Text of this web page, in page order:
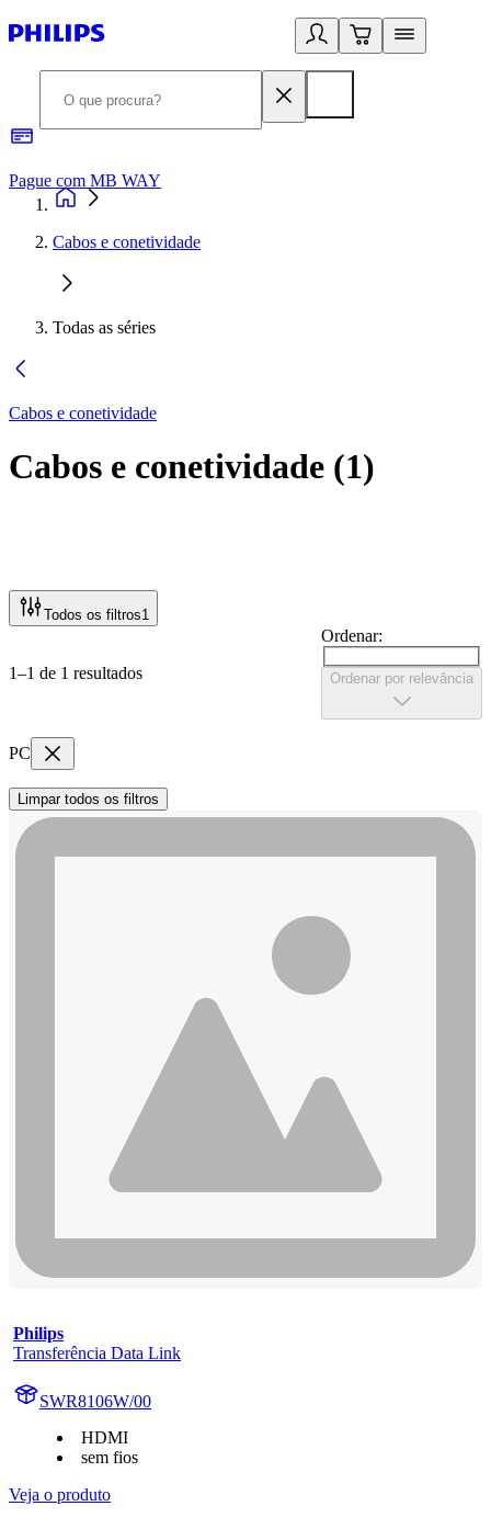
Pague com MB WAY
Cabos e conetividade
Todas as séries
Cabos e conetividade
Cabos e conetividade (1)
Todos os filtros1
1–1 de 1 resultados
Ordenar:
Ordenar por relevância
PC
Limpar todos os filtros
Philips
Transferência Data Link
SWR8106W/00
HDMI
sem fios
Veja o produto